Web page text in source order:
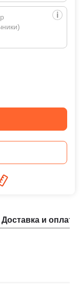
Доставка и оплата